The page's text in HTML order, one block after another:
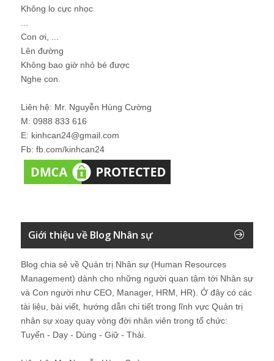
Không lo cực nhọc
Con ơi, ...
Lên đường
Không bao giờ nhỏ bé được
Nghe con.
Liên hệ: Mr. Nguyễn Hùng Cường
M: 0988 833 616
E: kinhcan24@gmail.com
Fb: fb.com/kinhcan24
Giới thiệu về Blog Nhân sự
Blog chia sẻ về Quản trị Nhân sự (Human Resources
Management) dành cho những người quan tâm tới Nhân sự
và Con người như CEO, Manager, HRM, HR). Ở đây có các
tài liệu, bài viết, hướng dẫn chi tiết trong lĩnh vực Quản trị
nhân sự xoay quay vòng đời nhân viên trong tổ chức:
Tuyển - Dạy - Dùng - Giữ - Thải.